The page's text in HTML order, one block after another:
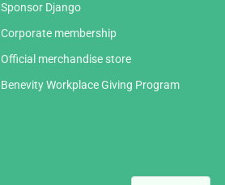
Sponsor Django
Corporate membership
Official merchandise store
Benevity Workplace Giving Program